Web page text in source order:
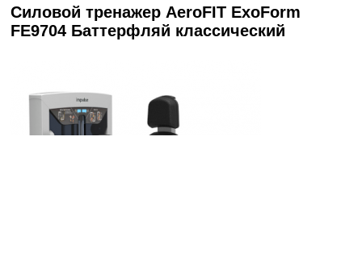
Силовой тренажер AeroFIT ExoForm
FE9704 Баттерфляй классический